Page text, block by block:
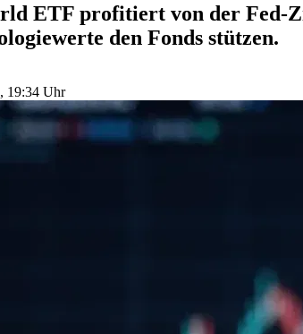
ETF profitiert von der Fed-
den Fonds stützen.
19:34 Uhr